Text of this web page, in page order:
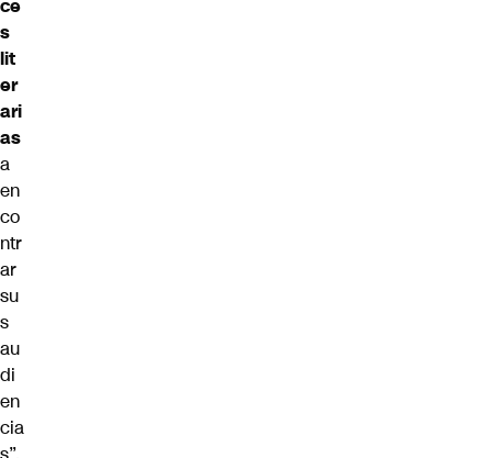
ce
s
lit
er
ari
as
a
en
co
ntr
ar
su
s
au
di
en
cia